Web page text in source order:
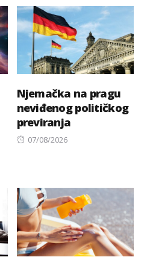
Njemačka na pragu
neviđenog političkog
previranja
Posted
07/08/2026